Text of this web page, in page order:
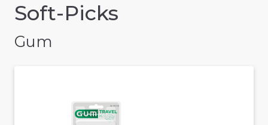
Soft-Picks
Gum